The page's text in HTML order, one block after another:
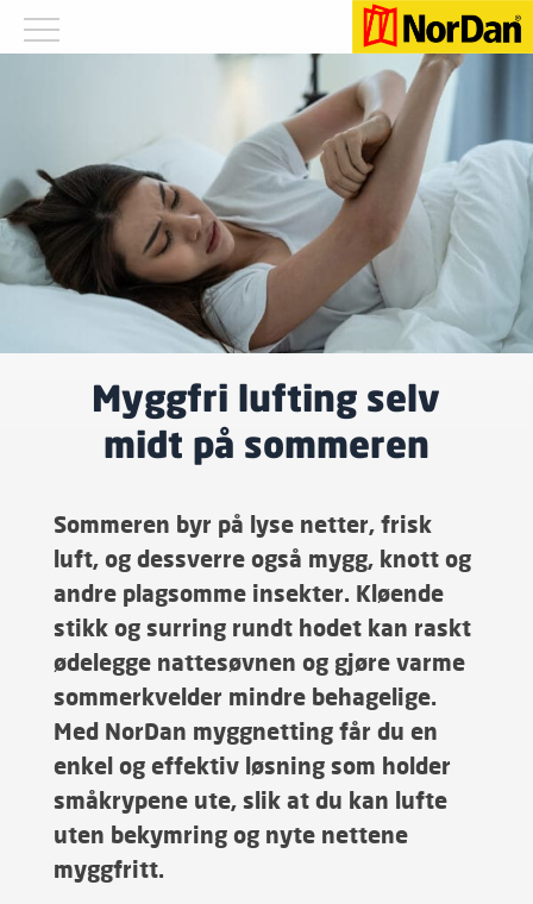
Myggfri lufting selv
midt på sommeren
Sommeren byr på lyse netter, frisk
luft, og dessverre også mygg, knott og
andre plagsomme insekter. Kløende
stikk og surring rundt hodet kan raskt
ødelegge nattesøvnen og gjøre varme
sommerkvelder mindre behagelige.
Med NorDan myggnetting får du en
enkel og effektiv løsning som holder
småkrypene ute, slik at du kan lufte
uten bekymring og nyte nettene
myggfritt.